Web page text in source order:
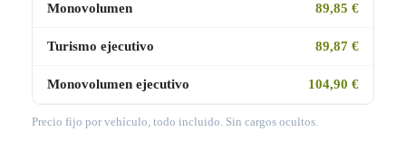
Monovolumen 89,85 €
Turismo ejecutivo 89,87 €
Monovolumen ejecutivo 104,90 €
Precio fijo por vehículo, todo incluido. Sin cargos ocultos.